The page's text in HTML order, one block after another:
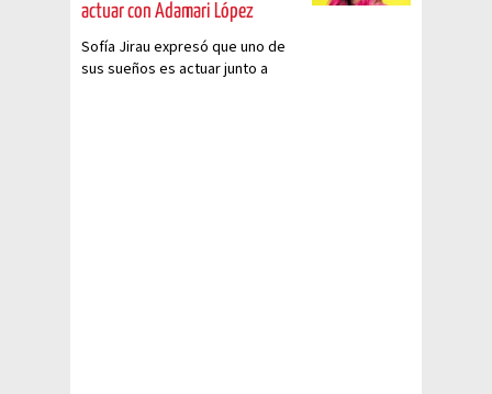
actuar con Adamari López
Sofía Jirau expresó que uno de
sus sueños es actuar junto a